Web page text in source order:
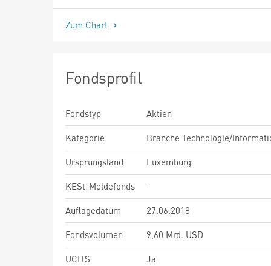
seit Beginn
Zum Chart
Fondsprofil
Fondstyp
Aktien
Kategorie
Branche Technologie/
Ursprungsland
Luxemburg
KESt-Meldefonds
-
Auflagedatum
27.06.2018
Fondsvolumen
9,60 Mrd. USD
UCITS
Ja